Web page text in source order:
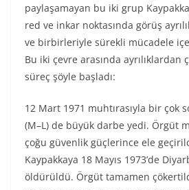
paylaşamayan bu iki grup
red ve inkar noktasında görüş
ve birbirleriyle sürekli mücadele
Bu iki çevre arasında ayrılıklardan
süreç şöyle başladı:
12 Mart 1971 muhtırasıyla bir çok
(M–L) de büyük darbe yedi. Örgüt
çoğu güvenlik güçlerince ele
Kaypakkaya 18 Mayıs 1973’de
öldürüldü. Örgüt tamamen